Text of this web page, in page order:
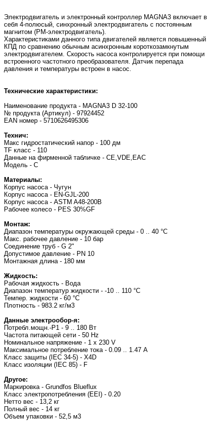
Электродвигатель и электронный контроллер MAGNA3 включает в
себя 4-полюсый, синхронный электродвигатель с постоянным
магнитом (РМ-электродвигатель).
Характеристиками данного типа двигателей является повышенный
КПД по сравнению обычным асинхронным короткозамкнутым
электродвигателем. Скорость насоса контролируется при помощи
встроенного частотного преобразователя. Датчик перепада
давления и температуры встроен в насос.
Технические характеристики:
Наименование продукта - MAGNA3 D 32-100
№ продукта (Артикул) - 97924452
EAN номер - 5710626495306
Технич:
Макс гидростатический напор - 100 дм
TF класс - 110
Данные на фирменной табличке - CE,VDE,EAC
Модель - С
Материалы:
Корпус насоса - Чугун
Корпус насоса - EN-GJL-200
Корпус насоса - ASTM A48-200B
Рабочее колесо - PES 30%GF
Монтаж:
Диапазон температуры окружающей среды - 0 .. 40 °C
Макс. рабочее давление - 10 бар
Соединение труб - G 2"
Допустимое давление - PN 10
Монтажная длина - 180 мм
Жидкость:
Рабочая жидкость - Вода
Диапазон температур жидкости - -10 .. 110 °C
Темпер. жидкости - 60 °C
Плотность - 983.2 кг/м3
Данные электрообор-я:
Потребл.мощн.-P1 - 9 .. 180 Вт
Частота питающей сети - 50 Hz
Номинальное напряжение - 1 x 230 V
Максимальное потребление тока - 0.09 .. 1.47 A
Класс защиты (IEC 34-5) - X4D
Класс изоляции (IEC 85) - F
Другое:
Маркировка - Grundfos Blueflux
Класс электропотребления (EEI) - 0.20
Нетто вес - 13,2 кг
Полный вес - 14 кг
Объем упаковки - 52,5 м3